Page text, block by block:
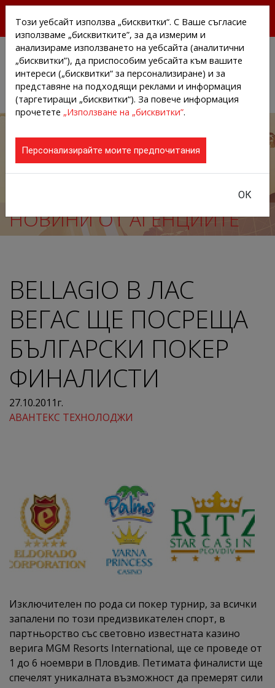
АГЕНЦИИТЕ И КОМПАНИИТЕ
НОВИНИ ОТ АГЕНЦИИТЕ
BELLAGIO В ЛАС
ВЕГАС ЩЕ ПОСРЕЩА
БЪЛГАРСКИ ПОКЕР
ФИНАЛИСТИ
27.10.2011г.
АВАНТЕКС ТЕХНОЛОДЖИ
Изключителен по рода си покер турнир, за всички
запалени по този предизвикателен спорт, в
партньорство със световно известната казино
верига MGM Resorts International, ще се проведе от
1 до 6 ноември в Пловдив. Петимата финалисти ще
спечелят уникалната възможност да премерят сили
Този уебсайт използва „бисквитки“. С Ваше съгласие
използваме „бисквитките”, за да измерим и
анализираме използването на уебсайта (аналитични
„бисквитки”), да приспособим уебсайта към вашите
интереси („бисквитки“ за персонализиране) и за
представяне на подходящи реклами и информация
(таргетиращи „бисквитки“). За повече информация
прочетете „Използване на „бисквитки”.
Персонализирайте моите предпочитания
ОК